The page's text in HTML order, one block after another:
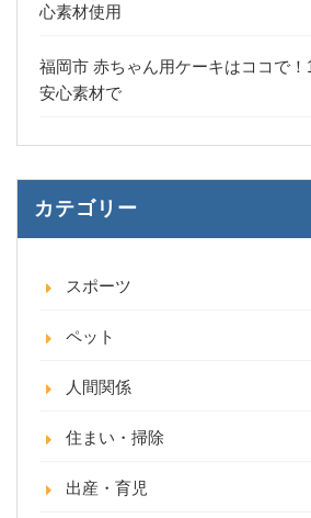
心素材使用
福岡市 赤ちゃん用ケーキはココで
安心素材で
カテゴリー
スポーツ
ペット
人間関係
住まい・掃除
出産・育児